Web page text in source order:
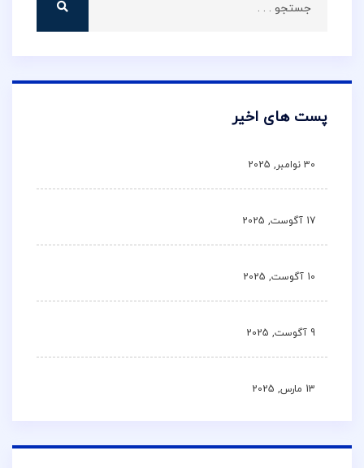
پست های اخیر
30 نوامبر, 2025
17 آگوست, 2025
10 آگوست, 2025
9 آگوست, 2025
13 مارس, 2025